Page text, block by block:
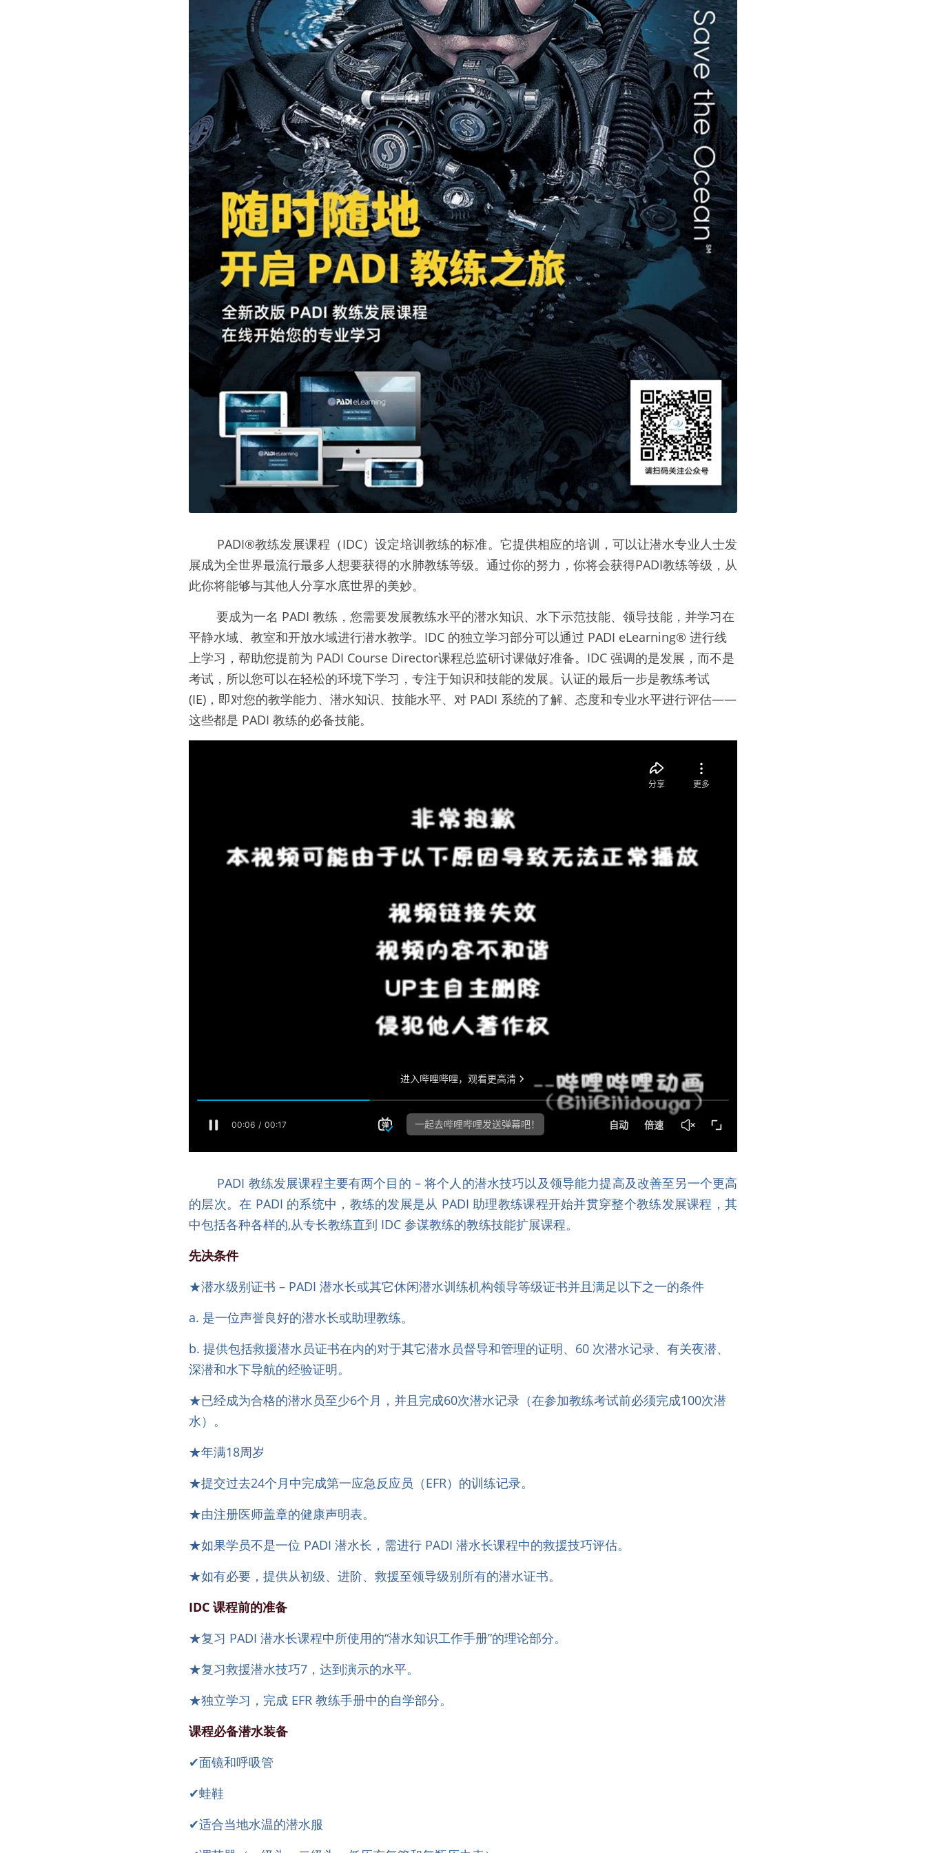
展成为全世界最流行最多人想要获得的水肺教练等级。通过你的努力，你将会获得PADI教练等级，从
此你将能够与其他人分享水底世界的美妙。
平静水域、教室和开放水域进行潜水教学。IDC 的独立学习部分可以通过 PADI eLearning® 进行线
上学习，帮助您提前为 PADI Course Director课程总监研讨课做好准备。IDC 强调的是发展，而不是
考试，所以您可以在轻松的环境下学习，专注于知识和技能的发展。认证的最后一步是教练考试
(IE)，即对您的教学能力、潜水知识、技能水平、对 PADI 系统的了解、态度和专业水平进行评估——
这些都是 PADI 教练的必备技能。
的层次。在 PADI 的系统中，教练的发展是从 PADI 助理教练课程开始并贯穿整个教练发展课程，其
中包括各种各样的,从专长教练直到 IDC 参谋教练的教练技能扩展课程。
先决条件
★潜水级别证书 – PADI 潜水长或其它休闲潜水训练机构领导等级证书并且满足以下之一的条件
a. 是一位声誉良好的潜水长或助理教练。
b. 提供包括救援潜水员证书在内的对于其它潜水员督导和管理的证明、60 次潜水记录、有关夜潜、
深潜和水下导航的经验证明。
★已经成为合格的潜水员至少6个月，并且完成60次潜水记录（在参加教练考试前必须完成100次潜
水）。
★年满18周岁
★提交过去24个月中完成第一应急反应员（EFR）的训练记录。
★由注册医师盖章的健康声明表。
★如果学员不是一位 PADI 潜水长，需进行 PADI 潜水长课程中的救援技巧评估。
★如有必要，提供从初级、进阶、救援至领导级别所有的潜水证书。
IDC 课程前的准备
★复习 PADI 潜水长课程中所使用的“潜水知识工作手册”的理论部分。
★复习救援潜水技巧7，达到演示的水平。
★独立学习，完成 EFR 教练手册中的自学部分。
课程必备潜水装备
✔面镜和呼吸管
✔蛙鞋
✔适合当地水温的潜水服